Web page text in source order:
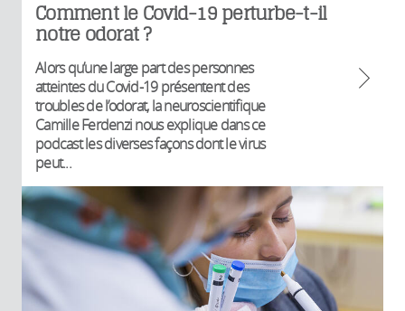
Comment le Covid-19 perturbe-t-il
notre odorat ?
Alors qu’une large part des personnes
atteintes du Covid-19 présentent des
troubles de l’odorat, la neuroscientifique
Camille Ferdenzi nous explique dans ce
podcast les diverses façons dont le virus
peut...